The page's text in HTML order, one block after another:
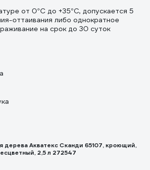
от 0°С до +35°С, допускается 5
оттаивания либо однократное
на срок до 30 суток
дерева Акватекс Сканди 65107, кроющий,
2,5 л 272547